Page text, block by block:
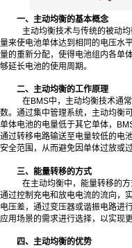
一、主动均衡的基本概念
主动均衡技术与传统的被动
量来使电池单体达到相同的电压水
量的重新分配，使得电池组内各单
够延长电池的使用周期。
二、主动均衡的工作原理
在BMS中，主动均衡技术通
数。通过集中管理系统，主动均衡
单体电池的电量低于其它单体，
通过转移电路输送至电量较低的电
安全范围，从而避免因单体过放或
三、能量转移的方式
在主动均衡中，能量转移的
通过控制充电和放电电流的流向，
电压差，通过变压器或谐振电路进
应用场景的需求进行选择，以实现
四、主动均衡的优势